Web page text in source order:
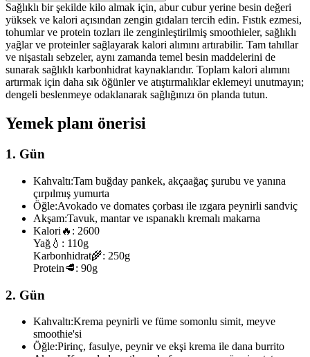
Sağlıklı bir şekilde kilo almak için, abur cubur yerine besin değeri
yüksek ve kalori açısından zengin gıdaları tercih edin. Fıstık ezmesi,
tohumlar ve protein tozları ile zenginleştirilmiş smoothieler, sağlıklı
yağlar ve proteinler sağlayarak kalori alımını artırabilir. Tam tahıllar
ve nişastalı sebzeler, aynı zamanda temel besin maddelerini de
sunarak sağlıklı karbonhidrat kaynaklarıdır. Toplam kalori alımını
artırmak için daha sık öğünler ve atıştırmalıklar eklemeyi unutmayın;
dengeli beslenmeye odaklanarak sağlığınızı ön planda tutun.
Yemek planı önerisi
1. Gün
Kahvaltı:Tam buğday pankek, akçaağaç şurubu ve yanına
çırpılmış yumurta
Öğle:Avokado ve domates çorbası ile ızgara peynirli sandviç
Akşam:Tavuk, mantar ve ıspanaklı kremalı makarna
Kalori 🔥: 2600
Yağ 💧: 110g
Karbonhidrat🌾: 250g
Protein🥩: 90g
2. Gün
Kahvaltı:Krema peynirli ve füme somonlu simit, meyve
smoothie'si
Öğle:Pirinç, fasulye, peynir ve ekşi krema ile dana burrito